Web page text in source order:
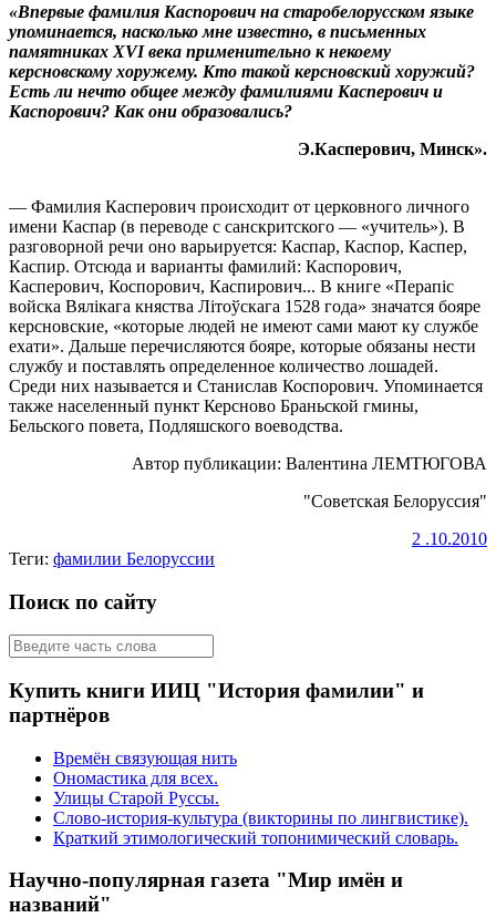
«Впервые фамилия Каспорович на старобелорусском языке
упоминается, насколько мне известно, в письменных
памятниках XVI века применительно к некоему
керсновскому хоружему. Кто такой керсновский хоружий?
Есть ли нечто общее между фамилиями Касперович и
Каспорович? Как они образовались?
Э.Касперович, Минск».
— Фамилия Касперович происходит от церковного личного
имени Каспар (в переводе с санскритского — «учитель»). В
разговорной речи оно варьируется: Каспар, Каспор, Каспер,
Каспир. Отсюда и варианты фамилий: Каспорович,
Касперович, Коспорович, Каспирович... В книге «Перапiс
войска Вялiкага княства Лiтоўскага 1528 года» значатся бояре
керсновские, «которые людей не имеют сами мают ку службе
ехати». Дальше перечисляются бояре, которые обязаны нести
службу и поставлять определенное количество лошадей.
Среди них называется и Станислав Коспорович. Упоминается
также населенный пункт Керсново Браньской гмины,
Бельского повета, Подляшского воеводства.
Автор публикации: Валентина ЛЕМТЮГОВА
"Советская Белоруссия"
2 .10.2010
Теги: фамилии Белоруссии
Поиск по сайту
Купить книги ИИЦ "История фамилии" и
партнёров
Времён связующая нить
Ономастика для всех.
Улицы Старой Руссы.
Слово-история-культура (викторины по лингвистике).
Краткий этимологический топонимический словарь.
Научно-популярная газета "Мир имён и
названий"